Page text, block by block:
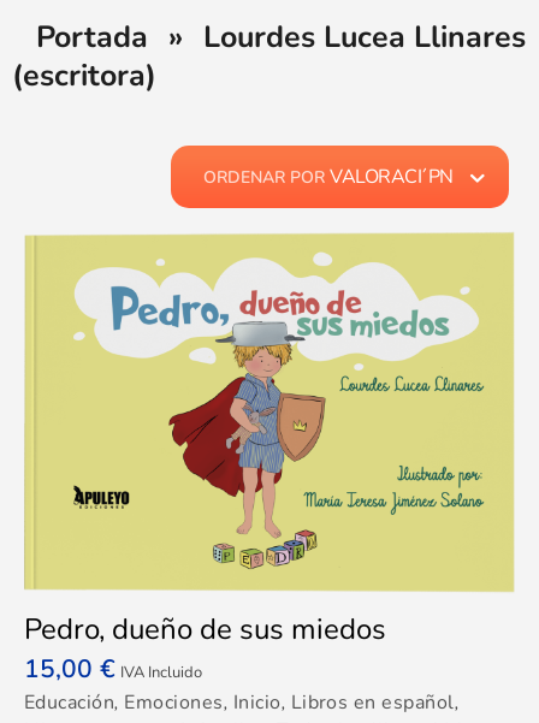
Portada » Lourdes Lucea Llinares
(escritora)
ORDENAR PORVALORACI´PN
Pedro, dueño de sus miedos
15,00 € IVA Incluido
Educación, Emociones, Inicio, Libros en español,